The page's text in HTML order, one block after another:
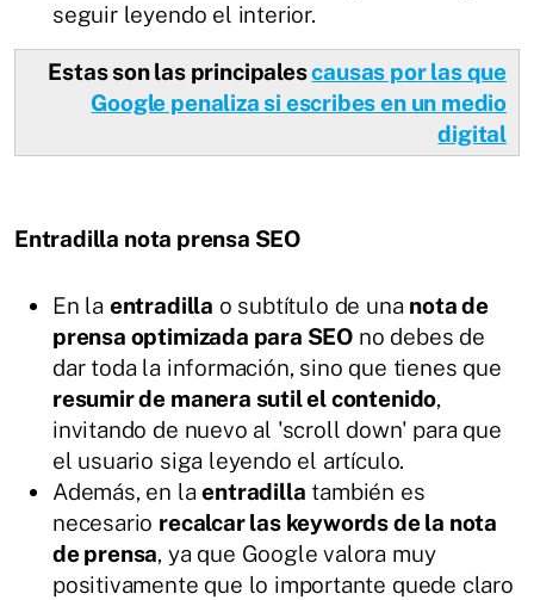
seguir leyendo el interior.
Estas son las principalescausas por las que
Google penaliza si escribes en un medio
digital
Entradilla nota prensa SEO
En la entradilla o subtítulo de una nota de
prensa optimizada para SEO no debes de
dar toda la información, sino que tienes que
resumir de manera sutil el contenido,
invitando de nuevo al 'scroll down' para que
el usuario siga leyendo el artículo.
Además, en laentradilla también es
necesario recalcar las keywords de la nota
de prensa, ya que Google valora muy
positivamente que lo importante quede claro